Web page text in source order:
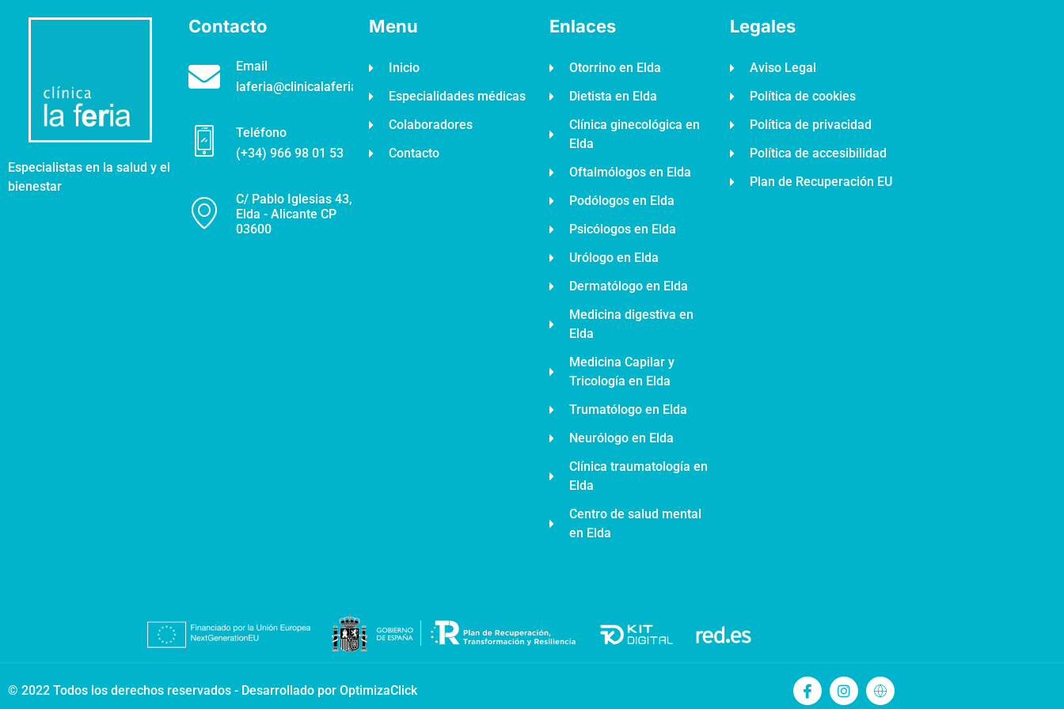
Especialistas en la salud y el
bienestar
Contacto
Email
laferia@clinicalaferia.es
Teléfono
(+34) 966 98 01 53
C/ Pablo Iglesias 43,
Elda - Alicante CP
03600
Menu
Inicio
Especialidades médicas
Colaboradores
Contacto
Enlaces
Otorrino en Elda
Dietista en Elda
Clínica ginecológica en
Elda
Oftalmólogos en Elda
Podólogos en Elda
Psicólogos en Elda
Urólogo en Elda
Dermatólogo en Elda
Medicina digestiva en
Elda
Medicina Capilar y
Tricología en Elda
Trumatólogo en Elda
Neurólogo en Elda
Clínica traumatología en
Elda
Centro de salud mental
en Elda
Legales
Aviso Legal
Política de cookies
Política de privacidad
Política de accesibilidad
Plan de Recuperación EU
© 2022 Todos los derechos reservados - Desarrollado por OptimizaClick